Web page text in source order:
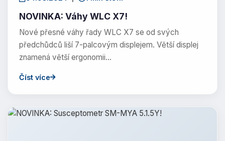
NOVINKA: Váhy WLC X7!
Nové přesné váhy řady WLC X7 se od svých
předchůdců liší 7-palcovým displejem. Větší displej
znamená větší ergonomii…
Číst více